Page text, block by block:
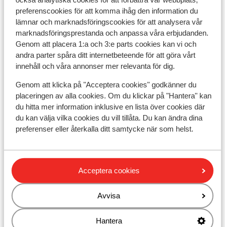
preferenscookies för att komma ihåg den information du
lämnar och marknadsföringscookies för att analysera vår
marknadsföringsprestanda och anpassa våra erbjudanden.
Genom att placera 1:a och 3:e parts cookies kan vi och
andra parter spåra ditt internetbeteende för att göra vårt
innehåll och våra annonser mer relevanta för dig.
Genom att klicka på "Acceptera cookies" godkänner du
placeringen av alla cookies. Om du klickar på "Hantera" kan
du hitta mer information inklusive en lista över cookies där
du kan välja vilka cookies du vill tillåta. Du kan ändra dina
preferenser eller återkalla ditt samtycke när som helst.
Acceptera cookies
Avvisa
Hantera
Résidence Daria-I Nor
Hotel Au Chamois d'Or
Hotel Daria-I Nor
Hotel Le Castillan
Village Club du Soleil Oz en Oisans
Residence le Claret I & II
Residence Prestige Phoenix A